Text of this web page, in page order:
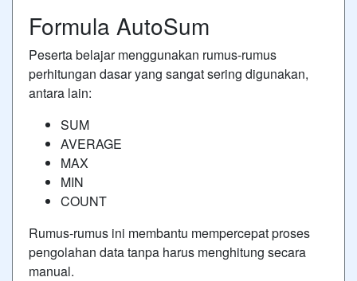
Formula AutoSum
Peserta belajar menggunakan rumus-rumus
perhitungan dasar yang sangat sering digunakan,
antara lain:
SUM
AVERAGE
MAX
MIN
COUNT
Rumus-rumus ini membantu mempercepat proses
pengolahan data tanpa harus menghitung secara
manual.